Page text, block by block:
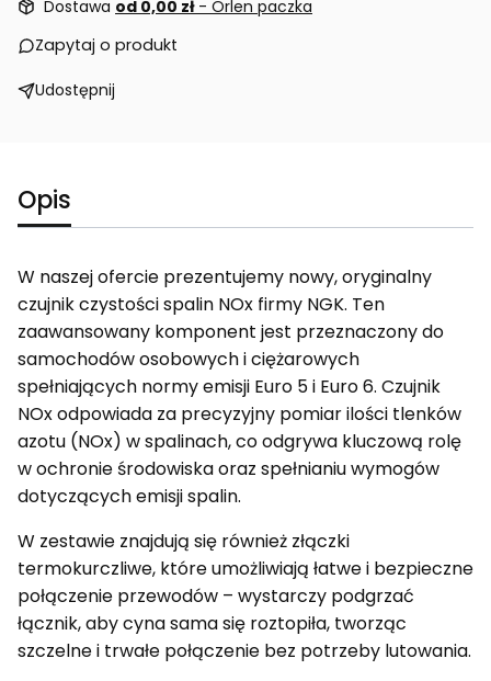
Dostawa od 0,00 zł - Orlen paczka
Zapytaj o produkt
Udostępnij
Opis
W naszej ofercie prezentujemy nowy, oryginalny
czujnik czystości spalin NOx firmy NGK. Ten
zaawansowany komponent jest przeznaczony do
samochodów osobowych i ciężarowych
spełniających normy emisji Euro 5 i Euro 6. Czujnik
NOx odpowiada za precyzyjny pomiar ilości tlenków
azotu (NOx) w spalinach, co odgrywa kluczową rolę
w ochronie środowiska oraz spełnianiu wymogów
dotyczących emisji spalin.
W zestawie znajdują się również złączki
termokurczliwe, które umożliwiają łatwe i bezpieczne
połączenie przewodów – wystarczy podgrzać
łącznik, aby cyna sama się roztopiła, tworząc
szczelne i trwałe połączenie bez potrzeby lutowania.